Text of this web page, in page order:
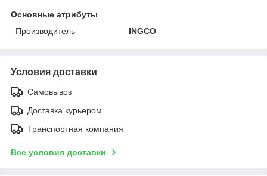
Основные атрибуты
Производитель
INGCO
Условия доставки
Самовывоз
Доставка курьером
Транспортная компания
Все условия доставки